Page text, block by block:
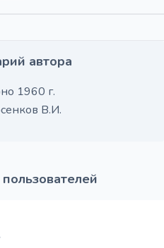
автора
1960 г.
В.И.